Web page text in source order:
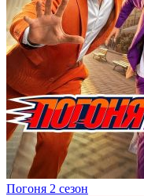
Погоня 2 сезон